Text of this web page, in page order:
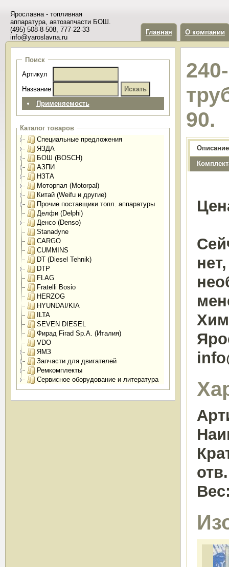
Ярославна - топливная
аппаратура, автозапчасти БОШ.
(495) 508-8-508, 777-22-33
info@yaroslavna.ru
Главная О компании
Поиск
Артикул
Название
Применяемость
Каталог товаров
Специальные предложения
ЯЗДА
БОШ (BOSCH)
АЗПИ
НЗТА
Моторпал (Motorpal)
Китай (Weifu и другие)
Прочие поставщики топл. аппаратуры
Делфи (Delphi)
Денсо (Denso)
Stanadyne
CARGO
CUMMINS
DT (Diesel Tehnik)
DTP
FLAG
Fratelli Bosio
HERZOG
HYUNDAI/KIA
ILTA
SEVEN DIESEL
Фирад Firad Sp.A. (Италия)
VDO
ЯМЗ
Запчасти для двигателей
Ремкомплекты
Сервисное оборудование и литература
90.
Описание